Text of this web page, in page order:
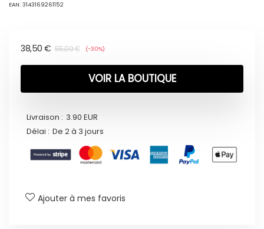
EAN: 3143169261152
55,00€
38,50 € (-30%)
VOIR LA BOUTIQUE
Livraison : 3.90 EUR
Délai : De 2 à 3 jours
Ajouter à mes favoris